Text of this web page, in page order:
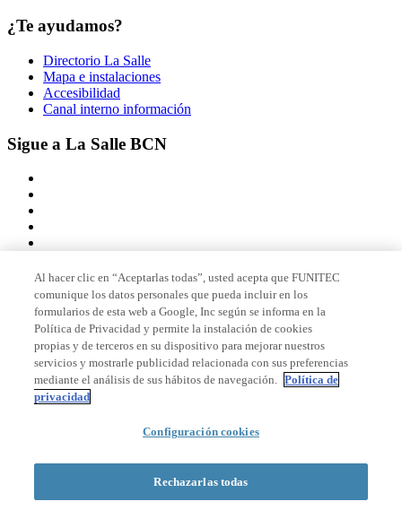
¿Te ayudamos?
Directorio La Salle
Mapa e instalaciones
Accesibilidad
Canal interno información
Sigue a La Salle BCN
Miembro de
Acreditaciones
© 2026 La Salle Campus Barcelona - URL |
Formulario de búsqueda
Al hacer clic en “Aceptarlas todas”, usted acepta que FUNITEC
comunique los datos personales que pueda incluir en los
formularios de esta web a Google, Inc según se informa en la
Política de Privacidad y permite la instalación de cookies
propias y de terceros en su dispositivo para mejorar nuestros
servicios y mostrarle publicidad relacionada con sus preferencias
mediante el análisis de sus hábitos de navegación. Política de
privacidad
Configuración cookies
Rechazarlas todas